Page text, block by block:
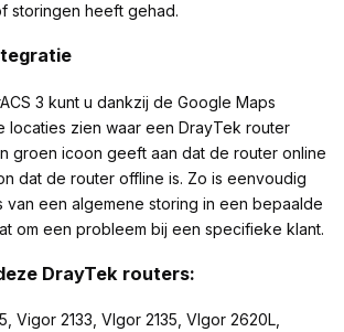
storingen heeft gehad.
3 kunt u dankzij de Google Maps
locaties zien waar een DrayTek router
groen icoon geeft aan dat de router online
dat de router offline is. Zo is eenvoudig
van een algemene storing in een bepaalde
om een probleem bij een specifieke klant.
DrayTek routers:
Vigor 2133, VIgor 2135, VIgor 2620L,